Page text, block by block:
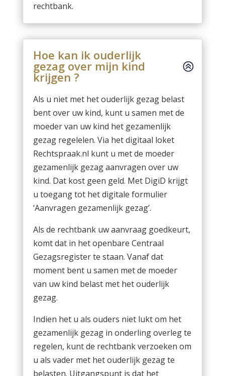
rechtbank.
Hoe kan ik ouderlijk
gezag over mijn kind
krijgen ?
Als u niet met het ouderlijk gezag belast
bent over uw kind, kunt u samen met de
moeder van uw kind het gezamenlijk
gezag regelelen. Via het digitaal loket
Rechtspraak.nl kunt u met de moeder
gezamenlijk gezag aanvragen over uw
kind. Dat kost geen geld. Met DigiD krijgt
u toegang tot het digitale formulier
‘Aanvragen gezamenlijk gezag’.
Als de rechtbank uw aanvraag goedkeurt,
komt dat in het openbare Centraal
Gezagsregister te staan. Vanaf dat
moment bent u samen met de moeder
van uw kind belast met het ouderlijk
gezag.
Indien het u als ouders niet lukt om het
gezamenlijk gezag in onderling overleg te
regelen, kunt de rechtbank verzoeken om
u als vader met het ouderlijk gezag te
belasten. Uitgangspunt is dat het